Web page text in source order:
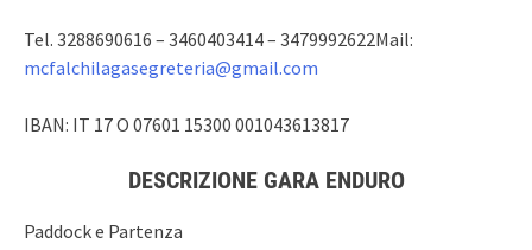
Tel. 3288690616 – 3460403414 – 3479992622Mail:
mcfalchilagasegreteria@gmail.com
IBAN: IT 17 O 07601 15300 001043613817
DESCRIZIONE GARA ENDURO
Paddock e Partenza